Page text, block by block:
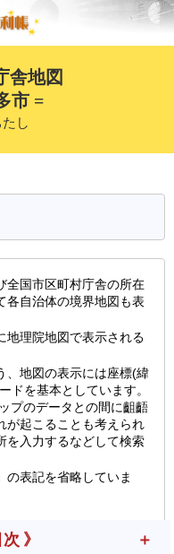
舎地図
市 =
し
全国市区町村庁舎の所在
各自治体の境界地図も表
地理院地図で表示される
、地図の表示には座標(緯
ドを基本としています。
プのデータとの間に齟齬
が起こることも考えられ
を入力するなどして検索
の表記を省略していま
》